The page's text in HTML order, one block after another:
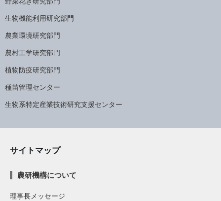
生物機能利用研究部門
農業環境研究部門
農村工学研究部門
植物防疫研究部門
種苗管理センター
生物系特定産業技術研究支援センター
サイトマップ
農研機構について
理事長メッセージ